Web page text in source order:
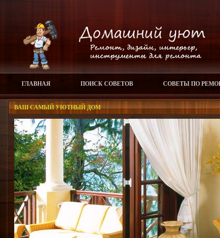
ГЛАВНАЯ ПОИСК СОВЕТОВ СОВЕТЫ ПО
ВАШ САМЫЙ УЮТНЫЙ ДОМ